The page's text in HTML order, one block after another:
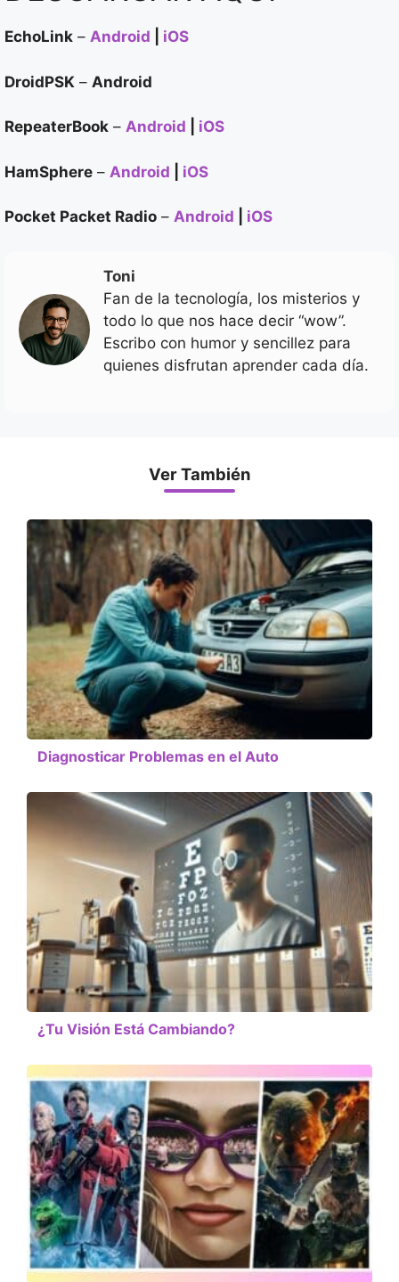
EchoLink – Android iOS
DroidPSK – Android
RepeaterBook – Android iOS
HamSphere – Android iOS
Pocket Packet Radio – Android iOS
Toni
Fan de la tecnología, los misterios y
todo lo que nos hace decir “wow”.
Escribo con humor y sencillez para
quienes disfrutan aprender cada día.
Ver También
Diagnosticar Problemas en el Auto
¿Tu Visión Está Cambiando?